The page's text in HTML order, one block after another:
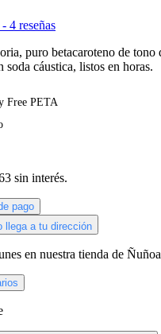
4 reseñas
puro betacaroteno de tono
cáustica, listos en horas.
Free PETA
sin interés.
pago
llega a tu dirección
en nuestra tienda de Ñuñoa